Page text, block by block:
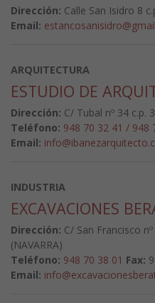
Dirección: Calle San Isidro 8
Email:
ARQUITECTURA
ESTUDIO DE
Dirección: C/ Tubal nº 34 c.p.
Teléfono: 948 70 32 41 / 948
Email:
INDUSTRIA
EXCAVACIONES
Dirección: C/ San Francisco
(NAVARRA)
Teléfono: 948 70 38 01 Fax:
Email: